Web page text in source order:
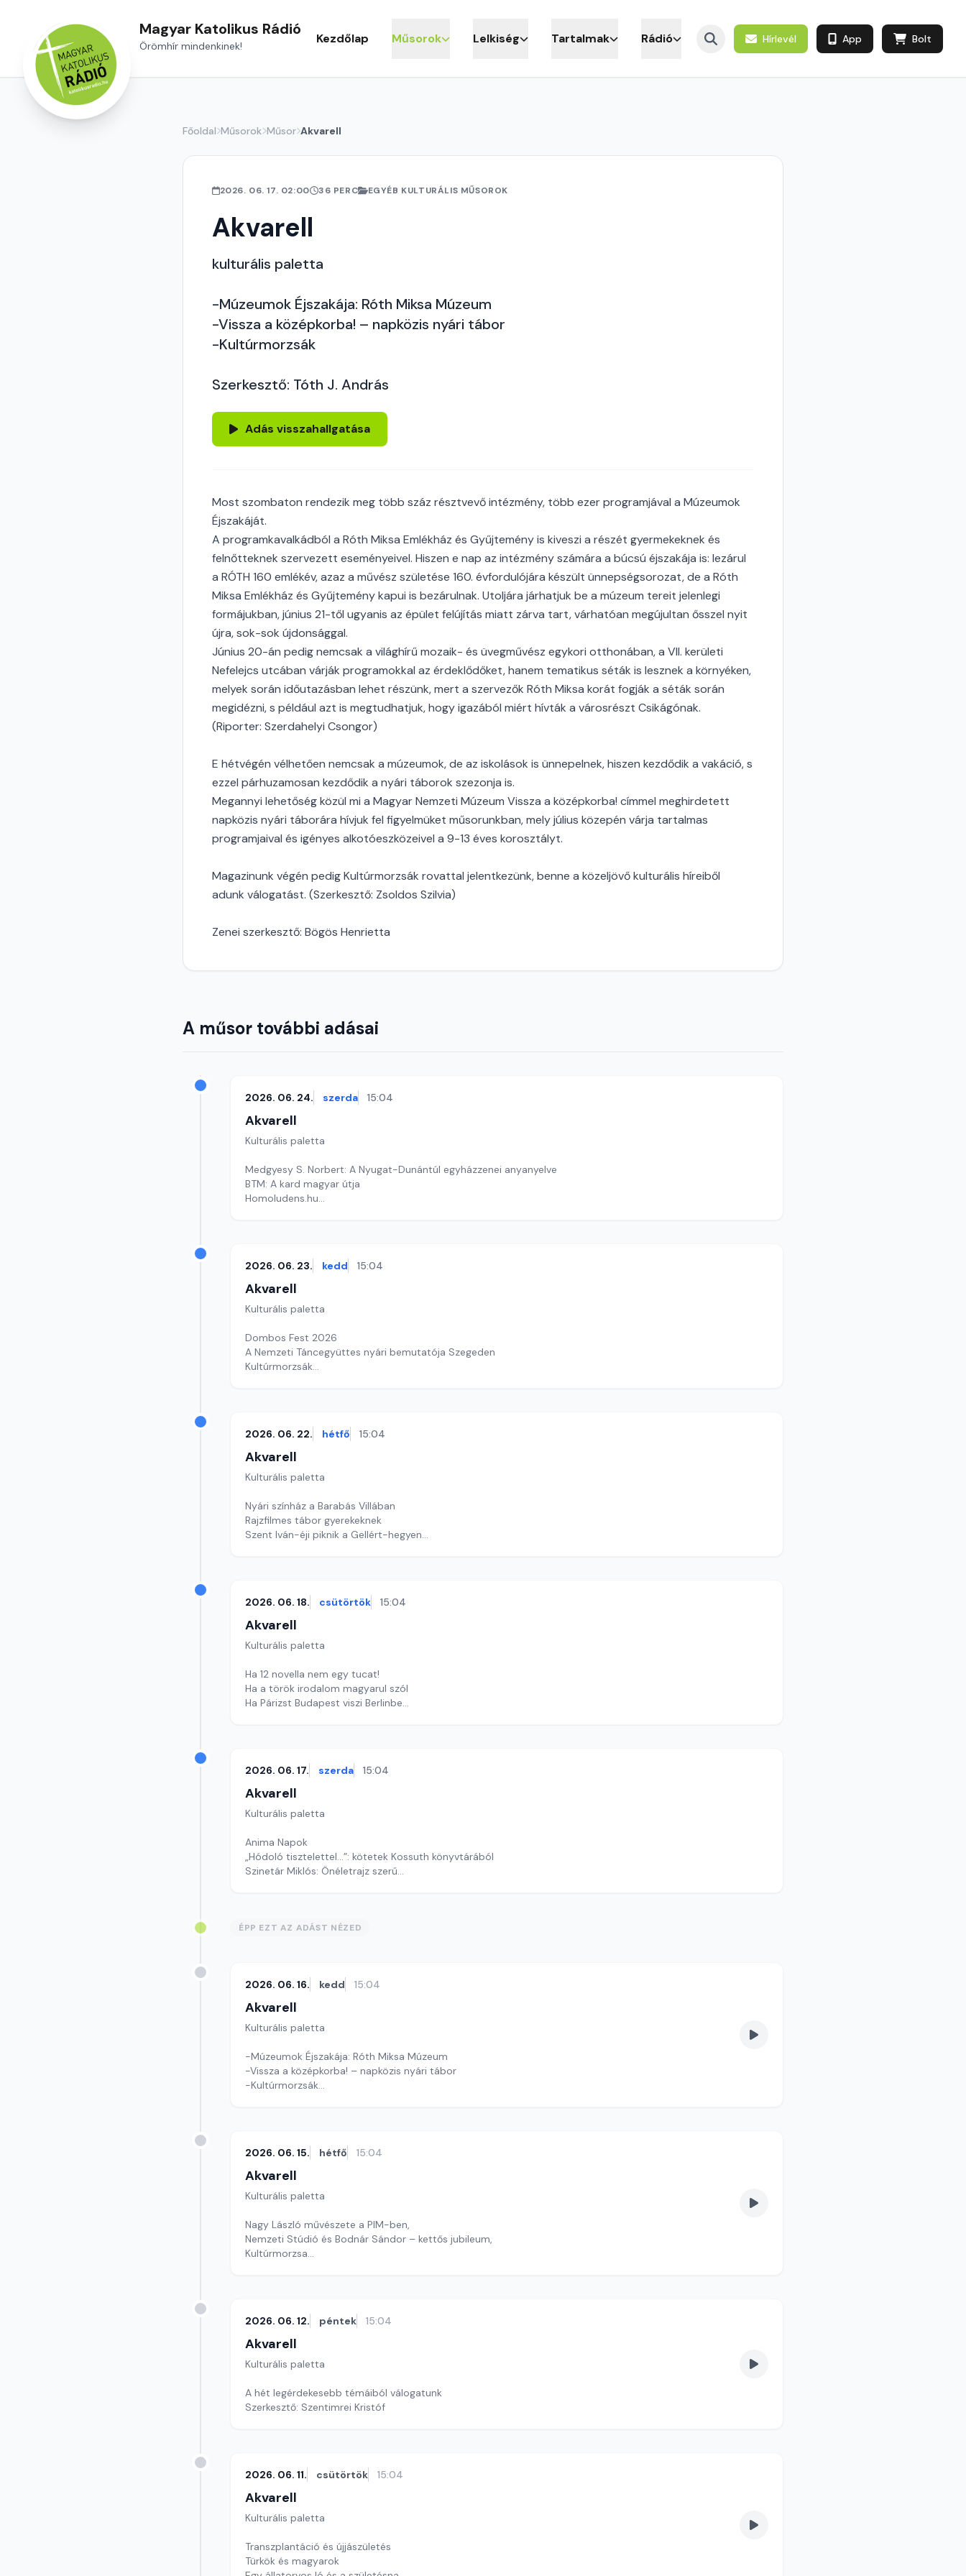
Magyar Katolikus Rádió
Örömhír mindenkinek! Kezdőlap Műsorok Lelkiség Tartalmak Rádió Hírlevél App Bolt
Főoldal Műsorok Műsor Akvarell
2026. 06. 17. 02:00 36 PERC EGYÉB KULTURÁLIS MŰSOROK
Akvarell
kulturális paletta
-Múzeumok Éjszakája: Róth Miksa Múzeum
-Vissza a középkorba! – napközis nyári tábor
-Kultúrmorzsák
Szerkesztő: Tóth J. András
Adás visszahallgatása
Most szombaton rendezik meg több száz résztvevő intézmény, több ezer programjával a Múzeumok
Éjszakáját.
A programkavalkádból a Róth Miksa Emlékház és Gyűjtemény is kiveszi a részét gyermekeknek és
felnőtteknek szervezett eseményeivel. Hiszen e nap az intézmény számára a búcsú éjszakája is: lezárul
a RÓTH 160 emlékév, azaz a művész születése 160. évfordulójára készült ünnepségsorozat, de a Róth
Miksa Emlékház és Gyűjtemény kapui is bezárulnak. Utoljára járhatjuk be a múzeum tereit jelenlegi
formájukban, június 21-től ugyanis az épület felújítás miatt zárva tart, várhatóan megújultan ősszel nyit
újra, sok-sok újdonsággal.
Június 20-án pedig nemcsak a világhírű mozaik- és üvegművész egykori otthonában, a VII. kerületi
Nefelejcs utcában várják programokkal az érdeklődőket, hanem tematikus séták is lesznek a környéken,
melyek során időutazásban lehet részünk, mert a szervezők Róth Miksa korát fogják a séták során
megidézni, s például azt is megtudhatjuk, hogy igazából miért hívták a városrészt Csikágónak.
(Riporter: Szerdahelyi Csongor)
E hétvégén vélhetően nemcsak a múzeumok, de az iskolások is ünnepelnek, hiszen kezdődik a vakáció, s
ezzel párhuzamosan kezdődik a nyári táborok szezonja is.
Megannyi lehetőség közül mi a Magyar Nemzeti Múzeum Vissza a középkorba! címmel meghirdetett
napközis nyári táborára hívjuk fel figyelmüket műsorunkban, mely július közepén várja tartalmas
programjaival és igényes alkotóeszközeivel a 9-13 éves korosztályt.
Magazinunk végén pedig Kultúrmorzsák rovattal jelentkezünk, benne a közeljövő kulturális híreiből
adunk válogatást. (Szerkesztő: Zsoldos Szilvia)
Zenei szerkesztő: Bögös Henrietta
A műsor további adásai
2026. 06. 24. szerda 15:04
Akvarell
Kulturális paletta
Medgyesy S. Norbert: A Nyugat-Dunántúl egyházzenei anyanyelve
BTM: A kard magyar útja
Homoludens.hu
2026. 06. 23. kedd 15:04
Akvarell
Kulturális paletta
Dombos Fest 2026
A Nemzeti Táncegyüttes nyári bemutatója Szegeden
Kultúrmorzsák
2026. 06. 22. hétfő 15:04
Akvarell
Kulturális paletta
Nyári színház a Barabás Villában
Rajzfilmes tábor gyerekeknek
Szent Iván-éji piknik a Gellért-hegyen
2026. 06. 18. csütörtök 15:04
Akvarell
Kulturális paletta
Ha 12 novella nem egy tucat!
Ha a török irodalom magyarul szól
Ha Párizst Budapest viszi Berlinbe
2026. 06. 17. szerda 15:04
Akvarell
Kulturális paletta
Anima Napok
„Hódoló tisztelettel...”: kötetek Kossuth könyvtárából
Szinetár Miklós: Önéletrajz szerű
ÉPP EZT AZ ADÁST NÉZED
2026. 06. 16. kedd 15:04
Akvarell
Kulturális paletta
-Múzeumok Éjszakája: Róth Miksa Múzeum
-Vissza a középkorba! – napközis nyári tábor
-Kultúrmorzsák
2026. 06. 15. hétfő 15:04
Akvarell
Kulturális paletta
Nagy László művészete a PIM-ben,
Nemzeti Stúdió és Bodnár Sándor – kettős jubileum,
Kultúrmorzsa
2026. 06. 12. péntek 15:04
Akvarell
Kulturális paletta
A hét legérdekesebb témáiból válogatunk
Szerkesztő: Szentimrei Kristóf
2026. 06. 11. csütörtök 15:04
Akvarell
Kulturális paletta
Transzplantáció és újjászületés
Türkök és magyarok